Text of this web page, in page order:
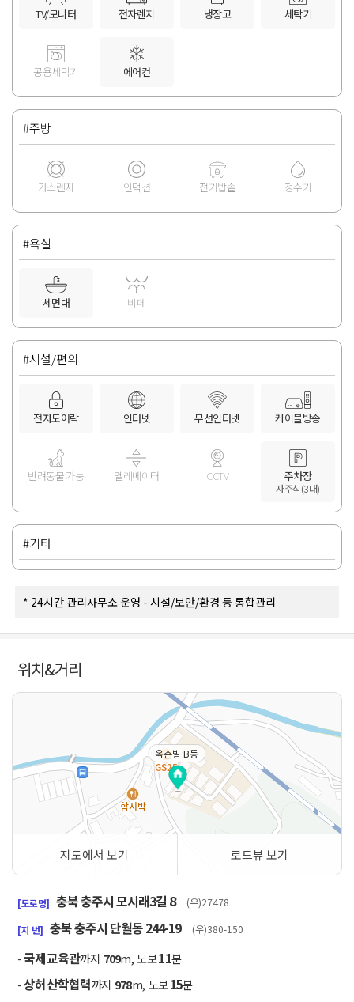
TV/모니터 전자렌지 냉장고 세탁기
공용세탁기 에어컨
#주방
가스렌지 인덕션 전기밥솥 정수기
#욕실
세면대 비데
#시설/편의
전자도어락 인터넷 무선인터넷 케이블방송
반려동물 가능 엘레베이터 CCTV 주차장
자주식(3대)
#기타
* 24시간 관리사무소 운영 - 시설/보안/환경 등 통합관리
위치&거리
옥슨빌 B동
지도에서 보기 로드뷰 보기
[도로명] 충북 충주시 모시래3길 8 (우)27478
[지 번] 충북 충주시 단월동 244-19 (우)380-150
-국제교육관까지 709m, 도보11분
-상허산학협력까지 978m, 도보15분